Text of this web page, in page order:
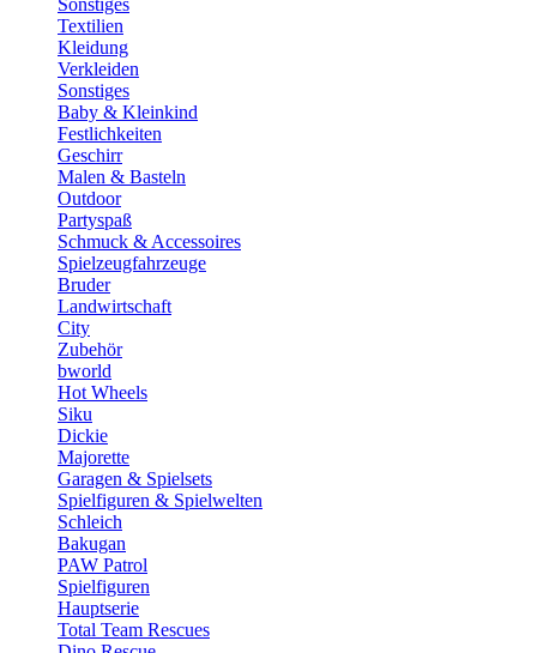
Sonstiges
Textilien
Kleidung
Verkleiden
Sonstiges
Baby & Kleinkind
Festlichkeiten
Geschirr
Malen & Basteln
Outdoor
Partyspaß
Schmuck & Accessoires
Spielzeugfahrzeuge
Bruder
Landwirtschaft
City
Zubehör
bworld
Hot Wheels
Siku
Dickie
Majorette
Garagen & Spielsets
Spielfiguren & Spielwelten
Schleich
Bakugan
PAW Patrol
Spielfiguren
Hauptserie
Total Team Rescues